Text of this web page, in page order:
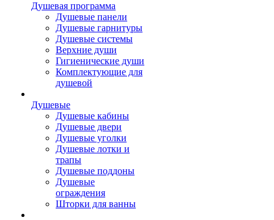
Душевая программа
Душевые панели
Душевые гарнитуры
Душевые системы
Верхние души
Гигиенические души
Комплектующие для
душевой
Душевые
Душевые кабины
Душевые двери
Душевые уголки
Душевые лотки и
трапы
Душевые поддоны
Душевые
ограждения
Шторки для ванны